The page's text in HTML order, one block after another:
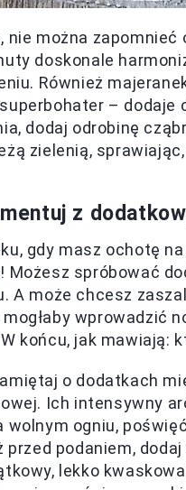
nie można zapomnieć
doskonale
Również
– dodaje
dodaj odrobinę
zielenią,
z
gdy masz ochotę
Możesz spróbować
A może chcesz
wprowadzić
W końcu, jak mawiają:
o dodatkach
Ich intensywny
wolnym ogniu,
przed podaniem,
lekko